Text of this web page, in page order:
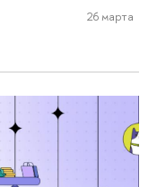
26 марта